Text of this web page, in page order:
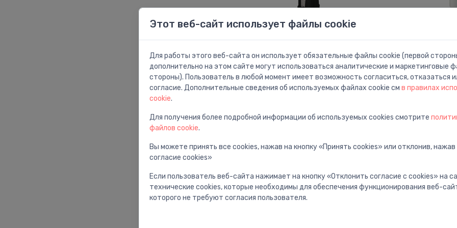
Смывные механизмы для унитаза
Noskalošanas mehānisms
240.tipa, hromēta poga
Смывные механизмы
Uzpildes
340.tipa, ūdens
apakšā, 1/2",
Этот веб-сайт использует файлы cookie
Для работы этого веб-сайта он использует обязательные файлы cookie (первой
дополнительно на этом сайте могут использоваться аналитические и маркетинговые
стороны). Пользователь в любой момент имеет возможность согласиться, отказаться
согласие. Дополнительные сведения об используемых файлах cookie см в правилах
cookie.
Для получения более подробной информации об используемых cookies смотрите
файлов cookie.
Вы можете принять все cookies, нажав на кнопку «Принять cookies» или отклонив,
согласие cookies»
Если пользователь веб-сайта нажимает на кнопку «Отклонить согласие с cookies» на
технические cookies, которые необходимы для обеспечения функционирования веб-
которого не требуют согласия пользователя.